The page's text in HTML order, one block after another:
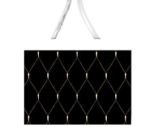
Huishouden
Persoonlijke Verzorging
Elektronica
Speelgoed